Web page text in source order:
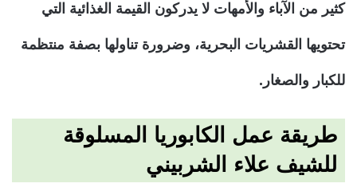
كثير من الآباء والأمهات لا يدركون القيمة الغذائية التي
تحتويها القشريات البحرية، وضرورة تناولها بصفة منتظمة
للكبار والصغار.
طريقة عمل الكابوريا المسلوقة
للشيف علاء الشربيني